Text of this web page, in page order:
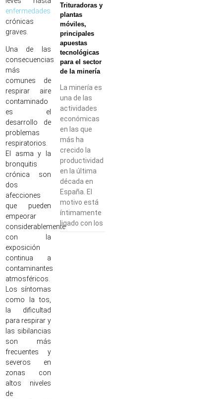
enfermedades
crónicas
graves.
Una de las
consecuencias
más
comunes de
respirar aire
contaminado
es el
desarrollo de
problemas
respiratorios.
El asma y la
bronquitis
crónica son
dos
afecciones
que pueden
empeorar
considerablemente
con la
exposición
continua a
contaminantes
atmosféricos.
Los síntomas
como la tos,
la dificultad
para respirar y
las sibilancias
son más
frecuentes y
severos en
zonas con
altos niveles
de
Trituradoras y
plantas
móviles,
principales
apuestas
tecnológicas
para el sector
de la minería
La minería es
una de las
actividades
económicas
en las que
más ha
crecido la
productividad
en la última
década en
España. El
motivo está
íntimamente
ligado con los